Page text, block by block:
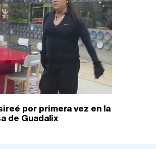
por primera vez en la
de Guadalix